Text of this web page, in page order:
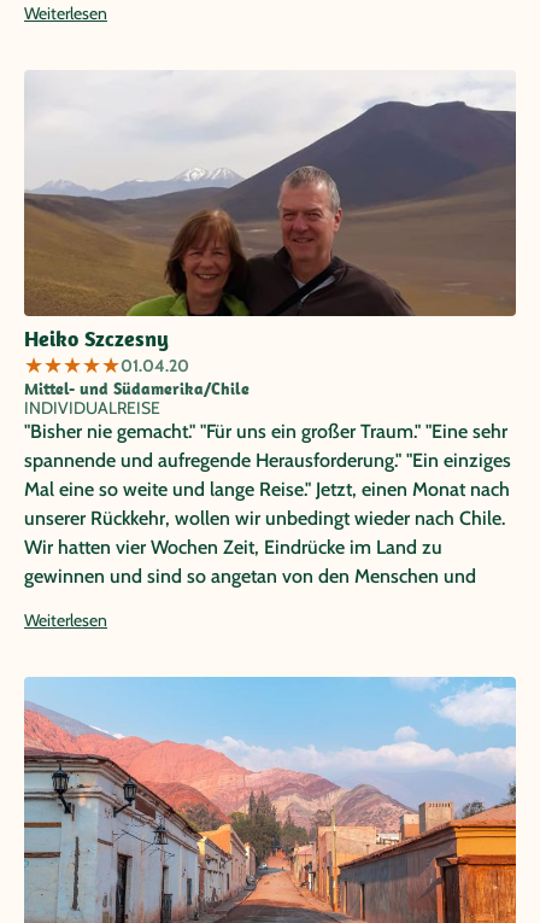
buchen.
Weiterlesen
Heiko Szczesny
★★★★★01.04.20
Mittel- und Südamerika/Chile
INDIVIDUALREISE
"Bisher nie gemacht." "Für uns ein großer Traum." "Eine sehr
spannende und aufregende Herausforderung." "Ein einziges
Mal eine so weite und lange Reise." Jetzt, einen Monat nach
unserer Rückkehr, wollen wir unbedingt wieder nach Chile.
Wir hatten vier Wochen Zeit, Eindrücke im Land zu
gewinnen und sind so angetan von den Menschen und
perfekt, fast zu perfekt geklappt. Danke dem Ppayatours
Weiterlesen